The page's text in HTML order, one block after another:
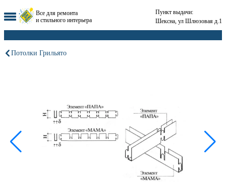
Все для ремонта
и стильного интерьера
Пункт выдачи:
Шексна, ул Шлюзовая д.1
Потолки Грильято